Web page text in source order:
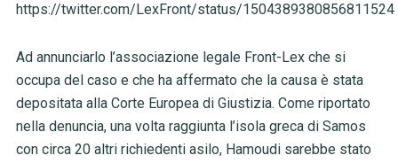
https://twitter.com/LexFront/status/1504389380856811524
Ad annunciarlo l’associazione legale Front-Lex che si
occupa del caso e che ha affermato che la causa è stata
depositata alla Corte Europea di Giustizia. Come riportato
nella denuncia, una volta raggiunta l’isola greca di Samos
con circa 20 altri richiedenti asilo, Hamoudi sarebbe stato